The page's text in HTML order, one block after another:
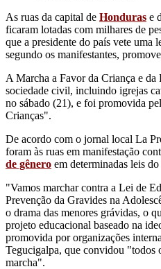
As ruas da capital de Honduras e
ficaram lotadas com milhares de
que a presidente do país vete uma
segundo os manifestantes,
A Marcha a Favor da Criança e da
sociedade civil, incluindo igrejas
no sábado (21), e foi promovida
Crianças".
De acordo com o jornal local La
foram às ruas em manifestação
de gênero em determinadas leis do
"Vamos marchar contra a Lei de
Prevenção da Gravides na
o drama das menores grávidas, o
projeto educacional baseado na
promovida por organizações
Tegucigalpa, que convidou "todos
marcha".